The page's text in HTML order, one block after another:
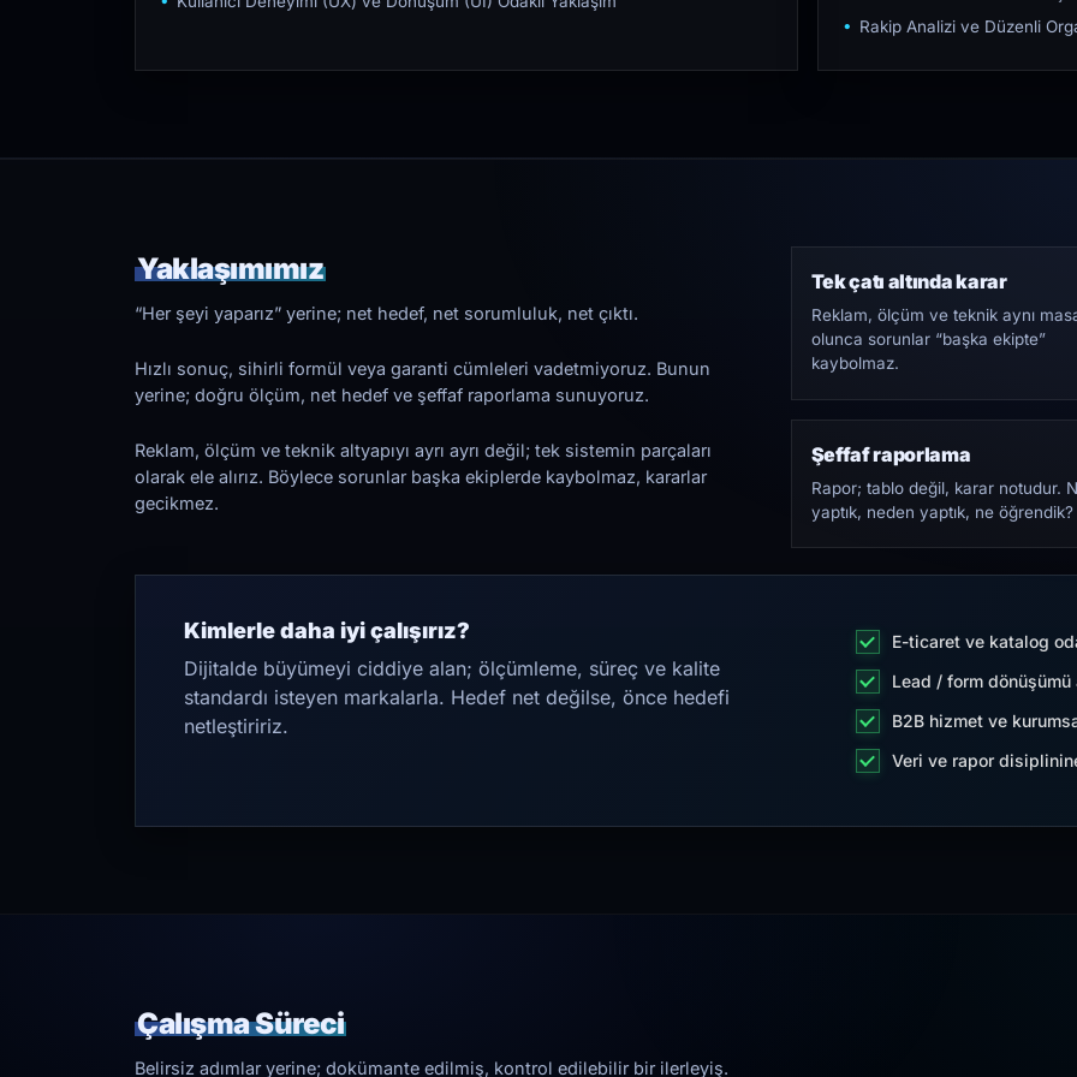
Rakip Analizi ve Düzenli
Yaklaşımımız
“Her şeyi yaparız” yerine; net hedef, net sorumluluk, net çıktı.
Hızlı sonuç, sihirli formül veya garanti cümleleri vadetmiyoruz. Bunun
yerine; doğru ölçüm, net hedef ve şeffaf raporlama sunuyoruz.
Reklam, ölçüm ve teknik altyapıyı ayrı ayrı değil; tek sistemin parçaları
olarak ele alırız. Böylece sorunlar başka ekiplerde kaybolmaz, kararlar
gecikmez.
Tek çatı altında karar
Reklam, ölçüm ve teknik aynı
olunca sorunlar “başka ekipte”
kaybolmaz.
Şeffaf raporlama
Rapor; tablo değil, karar notudur.
yaptık, neden yaptık, ne öğrendik?
Kimlerle daha iyi çalışırız?
Dijitalde büyümeyi ciddiye alan; ölçümleme, süreç ve kalite
standardı isteyen markalarla. Hedef net değilse, önce hedefi
netleştiririz.
E-ticaret ve katalog
Lead / form
B2B hizmet ve
Veri ve rapor
Çalışma Süreci
Belirsiz adımlar yerine; dokümante edilmiş, kontrol edilebilir bir ilerleyiş.